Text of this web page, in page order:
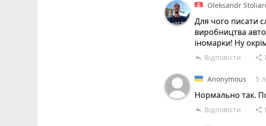
Oleksandr
Для чого писати
виробництва
іномарки! Ну
reply Відповісти share
Anonymous 5
Нормально так.
reply Відповісти share